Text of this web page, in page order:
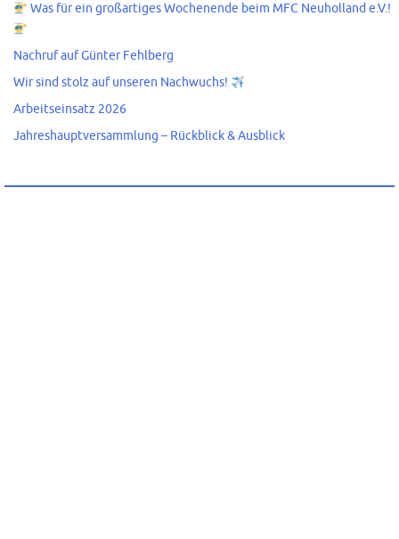
Was für ein großartiges Wochenende beim MFC Neuholland e.V.!
Nachruf auf Günter Fehlberg
Wir sind stolz auf unseren Nachwuchs!
Arbeitseinsatz 2026
Jahreshauptversammlung – Rückblick & Ausblick